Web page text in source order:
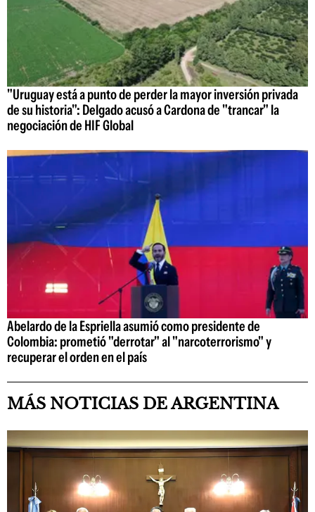
"Uruguay está a punto de perder la mayor inversión privada
de su historia": Delgado acusó a Cardona de "trancar" la
negociación de HIF Global
Abelardo de la Espriella asumió como presidente de
Colombia: prometió "derrotar" al "narcoterrorismo" y
recuperar el orden en el país
MÁS NOTICIAS DE ARGENTINA